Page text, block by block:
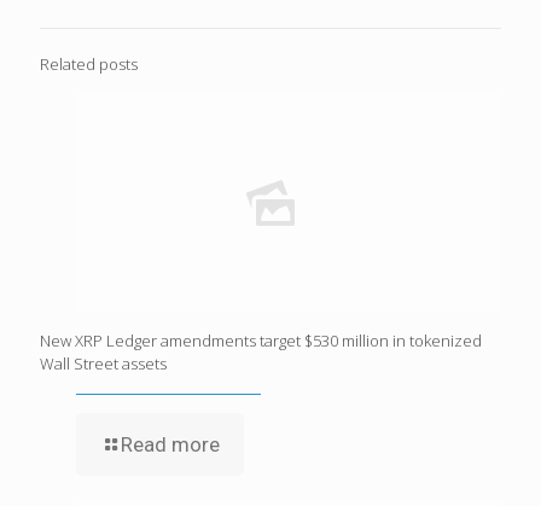
Related posts
New XRP Ledger amendments target $530 million in tokenized
Wall Street assets
Read more